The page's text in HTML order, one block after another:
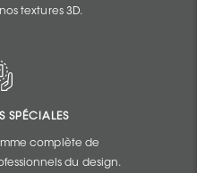
textures 3D.
SPÉCIALES
complète de
du design.